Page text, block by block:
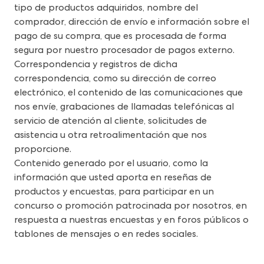
tipo de productos adquiridos, nombre del
comprador, dirección de envío e información sobre el
pago de su compra, que es procesada de forma
segura por nuestro procesador de pagos externo.
Correspondencia y registros de dicha
correspondencia, como su dirección de correo
electrónico, el contenido de las comunicaciones que
nos envíe, grabaciones de llamadas telefónicas al
servicio de atención al cliente, solicitudes de
asistencia u otra retroalimentación que nos
proporcione.
Contenido generado por el usuario, como la
información que usted aporta en reseñas de
productos y encuestas, para participar en un
concurso o promoción patrocinada por nosotros, en
respuesta a nuestras encuestas y en foros públicos o
tablones de mensajes o en redes sociales.